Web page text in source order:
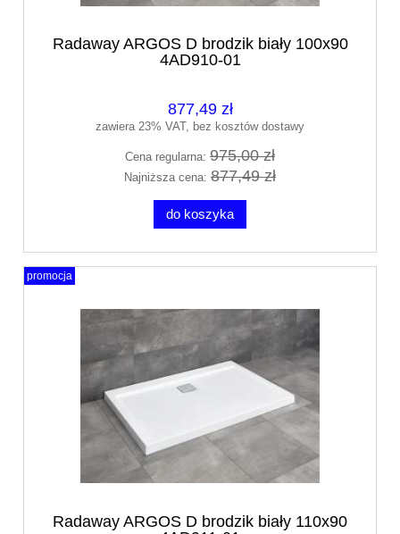
Radaway ARGOS D brodzik biały 100x90
4AD910-01
877,49 zł
zawiera 23% VAT, bez kosztów dostawy
Cena regularna: 975,00 zł
Najniższa cena: 877,49 zł
do koszyka
Radaway ARGOS D brodzik biały 110x90
promocja